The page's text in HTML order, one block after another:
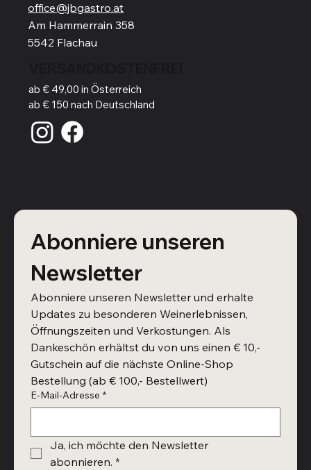
office@jbgastro.at
Am Hammerrain 358
5542 Flachau
ab € 49,00 in Österreich
ab € 150 nach Deutschland
Abonniere unseren
Newsletter
Abonniere unseren Newsletter und erhalte
Updates zu besonderen Weinerlebnissen,
Öffnungszeiten und Verkostungen. Als
Dankeschön erhältst du von uns einen € 10,-
Gutschein auf die nächste Online-Shop
Bestellung (ab € 100,- Bestellwert)
E-Mail-Adresse *
Ja, ich möchte den Newsletter
abonnieren. *